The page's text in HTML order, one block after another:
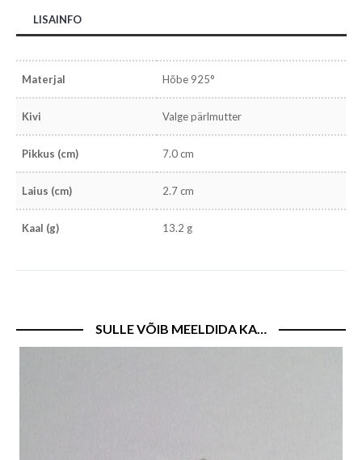
LISAINFO
Materjal Hõbe 925°
Kivi Valge pärlmutter
Pikkus (cm) 7.0 cm
Laius (cm) 2.7 cm
Kaal (g) 13.2 g
SULLE VÕIB MEELDIDA KA…